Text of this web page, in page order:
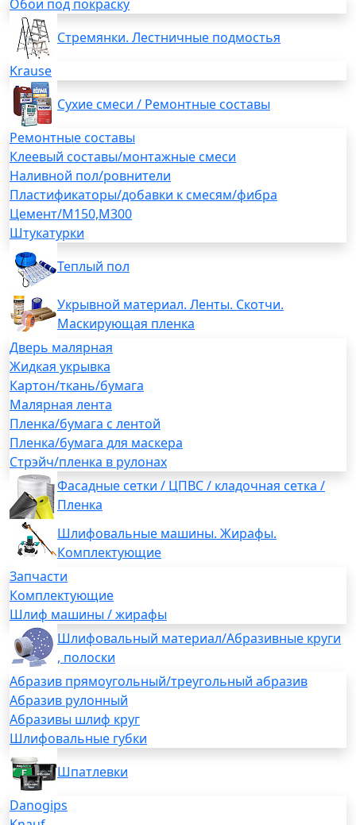
Обои под покраску
Стремянки. Лестничные подмостья
Krause
Сухие смеси / Ремонтные составы
Ремонтные составы
Клеевый составы/монтажные смеси
Наливной пол/ровнители
Пластификаторы/добавки к смесям/фибра
Цемент/М150,М300
Штукатурки
Теплый пол
Укрывной материал. Ленты. Скотчи.
Маскирующая пленка
Дверь малярная
Жидкая укрывка
Картон/ткань/бумага
Малярная лента
Пленка/бумага с лентой
Пленка/бумага для маскера
Стрэйч/пленка в рулонах
Фасадные сетки / ЦПВС / кладочная сетка /
Пленка
Шлифовальные машины. Жирафы.
Комплектующие
Запчасти
Комплектующие
Шлиф машины / жирафы
Шлифовальный материал/Абразивные круги
, полоски
Абразив прямоугольный/треугольный абразив
Абразив рулонный
Абразивы шлиф круг
Шлифовальные губки
Шпатлевки
Danogips